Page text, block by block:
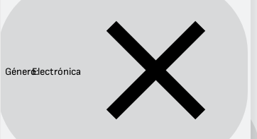
Radios AM 870 de
Electrónica
Género:Electrónica